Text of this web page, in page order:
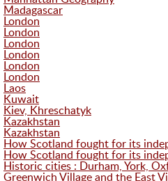
Madagascar
London
London
London
London
London
London
Laos
Kuwait
Kiev, Khreschatyk
Kazakhstan
Kazakhstan
How Scotland fought for its
How Scotland fought for its
Historic cities : Durham, York,
Greenwich Village and the East